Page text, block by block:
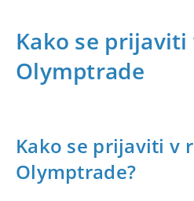
Kako se prijaviti
Olymptrade
Kako se prijaviti v
Olymptrade?